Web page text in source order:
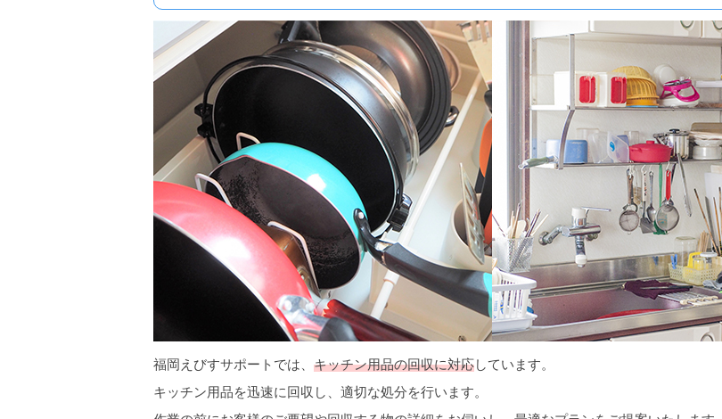
福岡えびすサポートでは、 キッチン用品の回収に対応しています。
キッチン用品を迅速に回収し、適切な処分を行います。